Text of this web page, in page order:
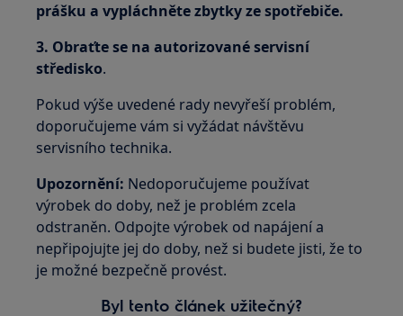
prášku a vypláchněte zbytky ze spotřebiče.
3. Obraťte se na autorizované servisní
středisko.
Pokud výše uvedené rady nevyřeší problém,
doporučujeme vám si vyžádat návštěvu
servisního technika.
Upozornění: Nedoporučujeme používat
výrobek do doby, než je problém zcela
odstraněn. Odpojte výrobek od napájení a
nepřipojujte jej do doby, než si budete jisti, že to
je možné bezpečně provést.
Byl tento článek užitečný?